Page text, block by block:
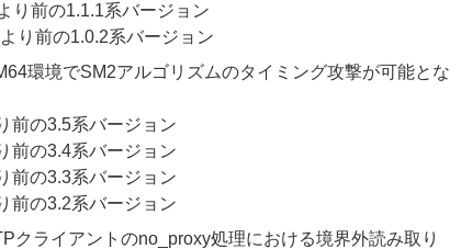
前の1.1.1系バージョン
り前の1.0.2系バージョン
環境でSM2アルゴリズムのタイミング攻撃が可能とな
の3.5系バージョン
の3.4系バージョン
の3.3系バージョン
の3.2系バージョン
クライアントのno_proxy処理における境界外読み取り